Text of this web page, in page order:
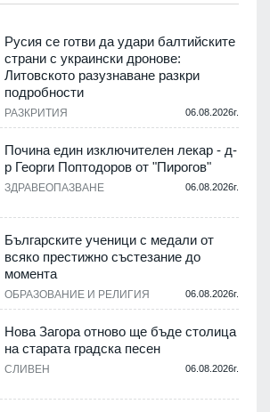
Русия се готви да удари балтийските
страни с украински дронове:
Литовското разузнаване разкри
подробности
РАЗКРИТИЯ 06.08.2026г.
Почина един изключителен лекар - д-
р Георги Поптодоров от "Пирогов"
ЗДРАВЕОПАЗВАНЕ 06.08.2026г.
Българските ученици с медали от
всяко престижно състезание до
момента
ОБРАЗОВАНИЕ И РЕЛИГИЯ 06.08.2026г.
Нова Загора отново ще бъде столица
на старата градска песен
СЛИВЕН 06.08.2026г.